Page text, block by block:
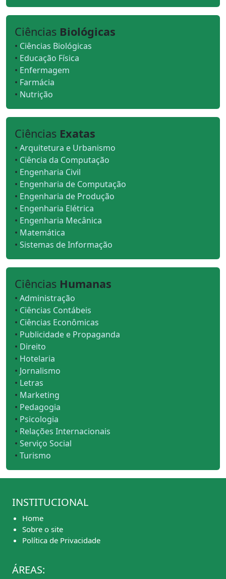
Ciências Biológicas
• Ciências Biológicas
• Educação Física
• Enfermagem
• Farmácia
• Nutrição
Ciências Exatas
• Arquitetura e Urbanismo
• Ciência da Computação
• Engenharia Civil
• Engenharia de Computação
• Engenharia de Produção
• Engenharia Elétrica
• Engenharia Mecânica
• Matemática
• Sistemas de Informação
Ciências Humanas
• Administração
• Ciências Contábeis
• Ciências Econômicas
• Publicidade e Propaganda
• Direito
• Hotelaria
• Jornalismo
• Letras
• Marketing
• Pedagogia
• Psicologia
• Relações Internacionais
• Serviço Social
• Turismo
INSTITUCIONAL
Home
Sobre o site
Política de Privacidade
ÁREAS: